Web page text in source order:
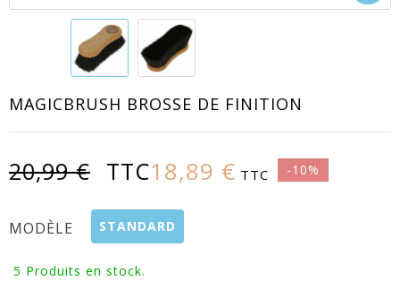
MAGICBRUSH BROSSE DE FINITION
20,99 € TTC18,89 € TTC -10%
MODÈLE STANDARD
5 Produits en stock.